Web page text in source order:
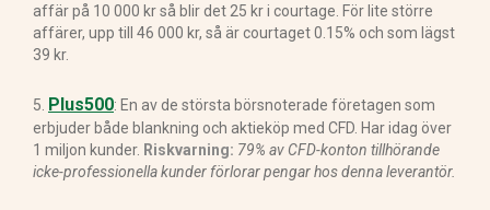
affär på 10 000 kr så blir det 25 kr i courtage. För lite större
affärer, upp till 46 000 kr, så är courtaget 0.15% och som lägst
39 kr.
5. Plus500: En av de största börsnoterade företagen som
erbjuder både blankning och aktieköp med CFD. Har idag över
1 miljon kunder. Riskvarning: 79% av CFD-konton tillhörande
icke-professionella kunder förlorar pengar hos denna leverantör.